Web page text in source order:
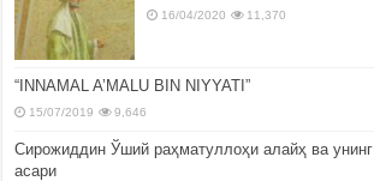
16/04/2020 11,370
“INNAMAL A’MALU BIN NIYYATI”
15/07/2019 9,646
Сирожиддин Ўший раҳматуллоҳи алайҳ ва
асари